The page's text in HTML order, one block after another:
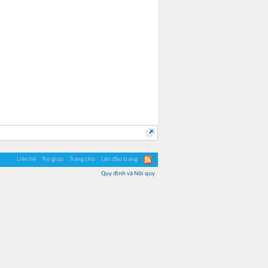
Liên hệ Trợ giúp Trang chủ Lên đầu trang
Quy định và Nội quy